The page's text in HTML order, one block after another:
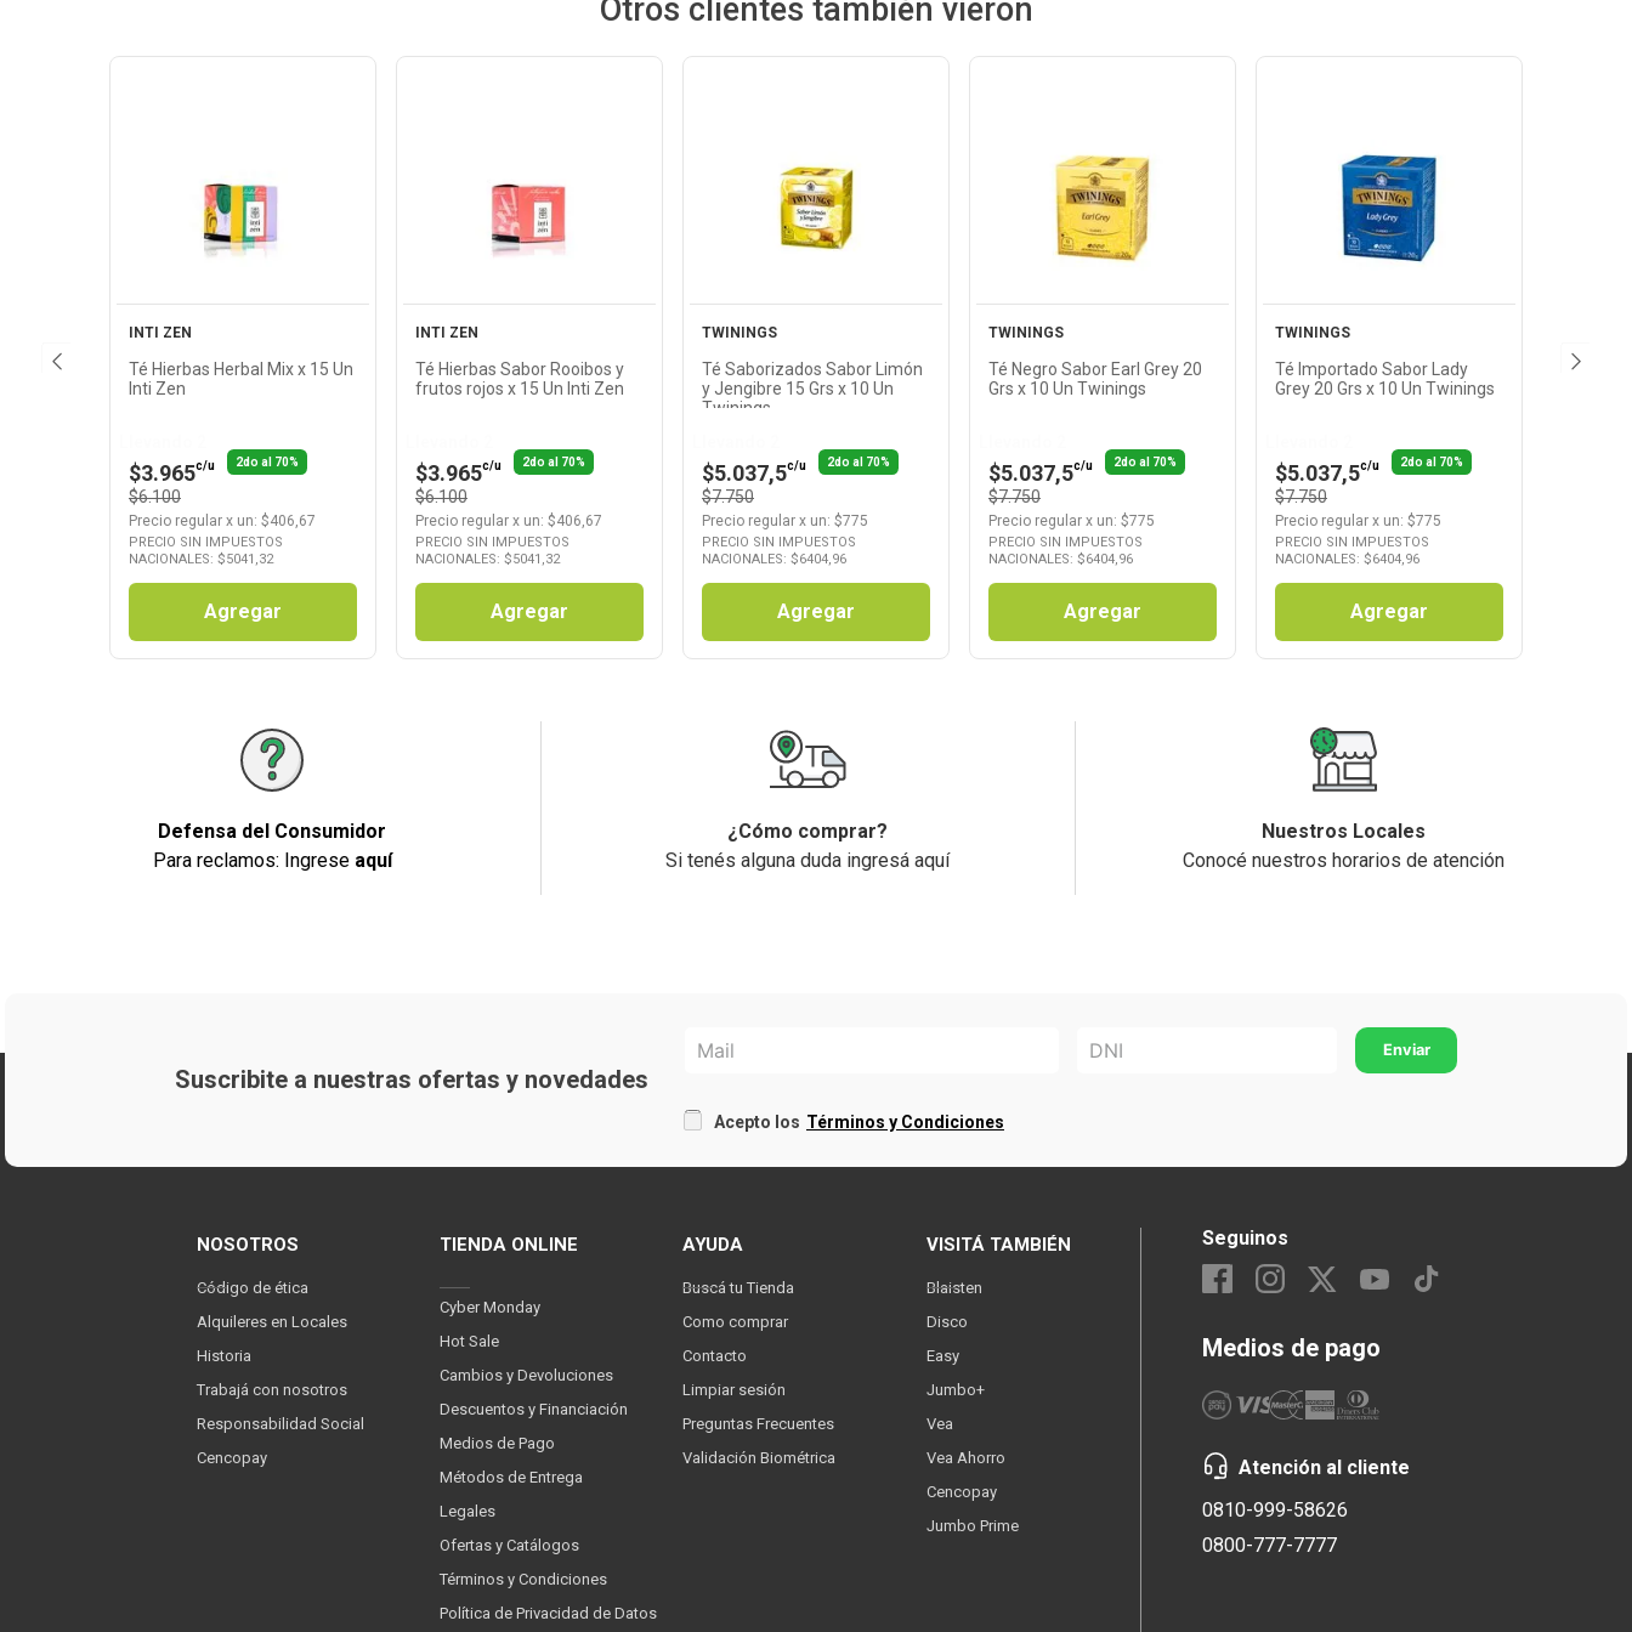
Otros clientes también vieron
Ver
Producto
INTI ZEN
Té Hierbas Herbal Mix x 15 Un
Inti Zen
$3.965c/u 2do al 70%
$6.100
Precio regular x un: $406,67
PRECIO SIN IMPUESTOS
NACIONALES: $5041,32
Agregar
Ver
Producto
INTI ZEN
Té Hierbas Sabor Rooibos y
frutos rojos x 15 Un Inti Zen
$3.965c/u 2do al 70%
$6.100
Precio regular x un: $406,67
PRECIO SIN IMPUESTOS
NACIONALES: $5041,32
Agregar
Ver
Producto
TWININGS
Té Saborizados Sabor Limón
y Jengibre 15 Grs x 10 Un
Twinings
$5.037,5c/u 2do al 70%
$7.750
Precio regular x un: $775
PRECIO SIN IMPUESTOS
NACIONALES: $6404,96
Agregar
Ver
Producto
TWININGS
Té Negro Sabor Earl Grey 20
Grs x 10 Un Twinings
$5.037,5c/u 2do al 70%
$7.750
Precio regular x un: $775
PRECIO SIN IMPUESTOS
NACIONALES: $6404,96
Agregar
Ver
Producto
TWININGS
Té Importado Sabor Lady
Grey 20 Grs x 10 Un Twinings
$5.037,5c/u 2do al 70%
$7.750
Precio regular x un: $775
PRECIO SIN IMPUESTOS
NACIONALES: $6404,96
Agregar
Defensa del Consumidor
Para reclamos: Ingrese aquí
¿Cómo comprar?
Si tenés alguna duda ingresá aquí
Nuestros Locales
Conocé nuestros horarios de atención
Suscribite a nuestras ofertas y novedades
Acepto los Términos y Condiciones
NOSOTROS
Código de ética
Alquileres en Locales
Historia
Trabajá con nosotros
Responsabilidad Social
Cencopay
TIENDA ONLINE
Cyber Monday
Hot Sale
Cambios y Devoluciones
Descuentos y Financiación
Medios de Pago
Métodos de Entrega
Legales
Ofertas y Catálogos
Términos y Condiciones
Política de Privacidad de Datos
AYUDA
Buscá tu Tienda
Como comprar
Contacto
Limpiar sesión
Preguntas Frecuentes
Validación Biométrica
VISITÁ TAMBIÉN
Blaisten
Disco
Easy
Jumbo+
Vea
Vea Ahorro
Cencopay
Jumbo Prime
Seguinos
Medios de pago
Atención al cliente
0810-999-58626
0800-777-7777